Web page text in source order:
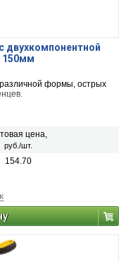
двухкомпонентной
150мм
формы, острых
цена,
руб./шт.
154.70